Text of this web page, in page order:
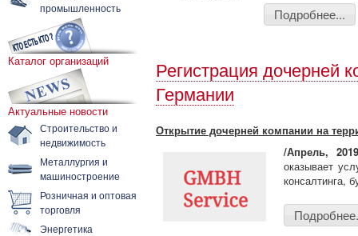
промышленность
Каталог организаций
Актуальные новости
Строительство и
недвижимость
Металлургия и
машиностроение
Розничная и оптовая
торговля
Энергетика
Подробнее...
Регистрация дочерней
Германии
Открытие дочерней компании на
/Апрель,
оказывает
консалтинга,